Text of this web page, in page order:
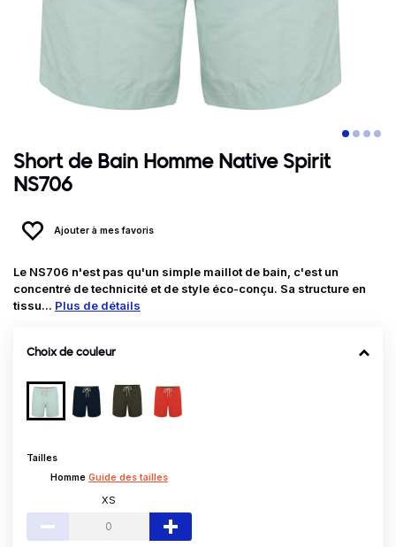
Short de Bain Homme Native Spirit
NS706
Ajouter à mes favoris
Le NS706 n'est pas qu'un simple maillot de bain, c'est un
concentré de technicité et de style éco-conçu. Sa structure en
tissu... Plus de détails
Choix de couleur
Tailles
Homme Guide des tailles
XS